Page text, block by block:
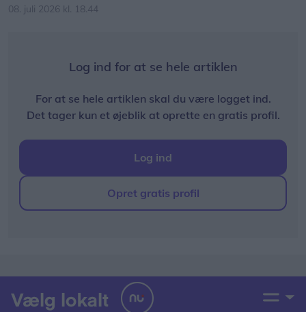
08. juli 2026 kl. 18.44
Log ind for at se hele artiklen
For at se hele artiklen skal du være logget ind.
Det tager kun et øjeblik at oprette en gratis profil.
Log ind
Opret gratis profil